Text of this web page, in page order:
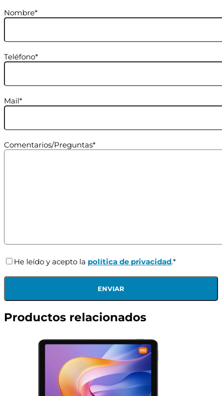
Nombre*
Teléfono*
Mail*
Comentarios/Preguntas*
He leído y acepto la política de privacidad.*
Productos relacionados